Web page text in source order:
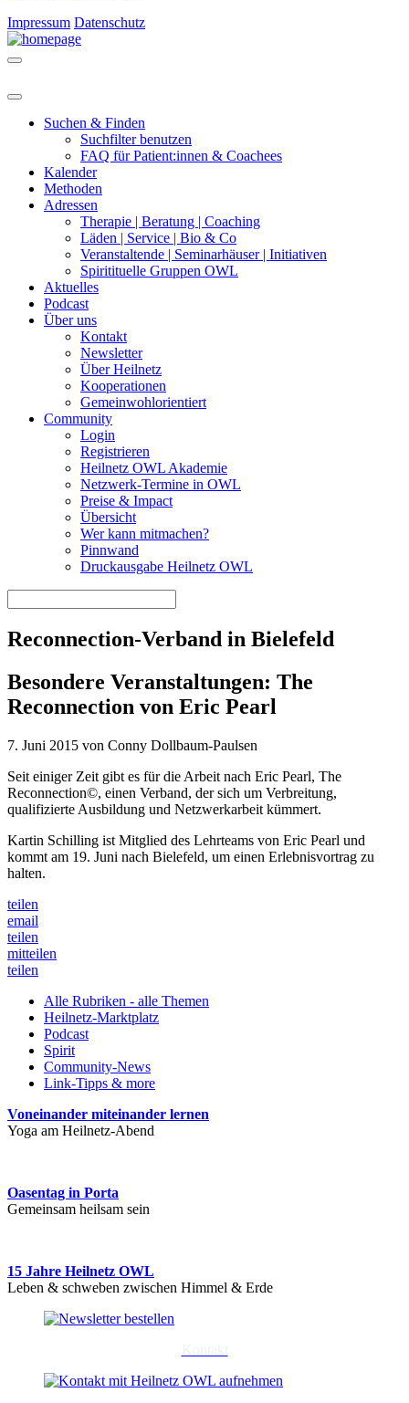
Impressum Datenschutz
Suchen & Finden
Suchfilter benutzen
FAQ für Patient:innen & Coachees
Kalender
Methoden
Adressen
Therapie | Beratung | Coaching
Läden | Service | Bio & Co
Veranstaltende | Seminarhäuser | Initiativen
Spiritituelle Gruppen OWL
Aktuelles
Podcast
Über uns
Kontakt
Newsletter
Über Heilnetz
Kooperationen
Gemeinwohlorientiert
Community
Login
Registrieren
Heilnetz OWL Akademie
Netzwerk-Termine in OWL
Preise & Impact
Übersicht
Wer kann mitmachen?
Pinnwand
Druckausgabe Heilnetz OWL
Reconnection-Verband in Bielefeld
Besondere Veranstaltungen: The
Reconnection von Eric Pearl
7. Juni 2015 von Conny Dollbaum-Paulsen
Seit einiger Zeit gibt es für die Arbeit nach Eric Pearl, The
Reconnection©, einen Verband, der sich um Verbreitung,
qualifizierte Ausbildung und Netzwerkarbeit kümmert.
Kartin Schilling ist Mitglied des Lehrteams von Eric Pearl und
kommt am 19. Juni nach Bielefeld, um einen Erlebnisvortrag zu
halten.
teilen
email
teilen
mitteilen
teilen
Alle Rubriken - alle Themen
Heilnetz-Marktplatz
Podcast
Spirit
Community-News
Link-Tipps & more
Voneinander miteinander lernen
Yoga am Heilnetz-Abend
Oasentag in Porta
Gemeinsam heilsam sein
15 Jahre Heilnetz OWL
Leben & schweben zwischen Himmel & Erde